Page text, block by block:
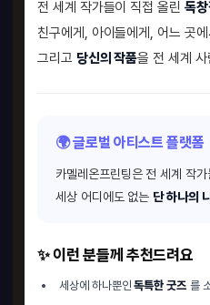
전 세계 작가들이 직접 올린 독
친구에게, 아이들에게, 어느 곳
그리고 당신의 작품을 전 세계
🌍 글로벌 아티스트 플랫폼
카멜레온프린팅은 전 세계 작
세상 어디에도 없는 단 하나의
✨ 이런 분들께 추천드려요
세상에 하나뿐인독특한 굿즈 를